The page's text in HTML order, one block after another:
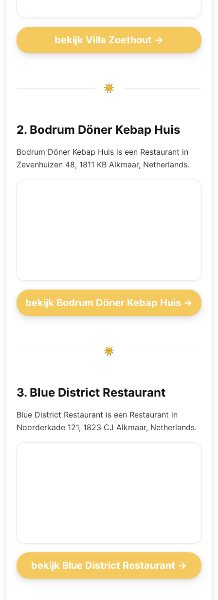
bekijk Villa Zoethout →
2. Bodrum Döner Kebap Huis
Bodrum Döner Kebap Huis is een Restaurant in
Zevenhuizen 48, 1811 KB Alkmaar, Netherlands.
bekijk Bodrum Döner Kebap Huis →
3. Blue District Restaurant
Blue District Restaurant is een Restaurant in
Noorderkade 121, 1823 CJ Alkmaar, Netherlands.
bekijk Blue District Restaurant →